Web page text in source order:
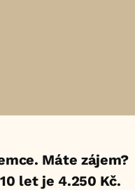
Máte zájem?
let je 4.250 Kč.